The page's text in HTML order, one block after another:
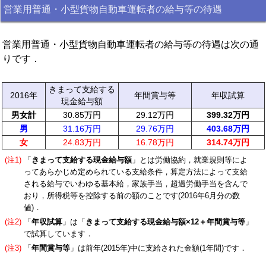
営業用普通・小型貨物自動車運転者の給与等の待遇
営業用普通・小型貨物自動車運転者の給与等の待遇は次の通
りです．
2016年
きまって支給する
現金給与額
年間賞与等 年収試算
男女計 30.85万円 29.12万円
399.32万円
男
31.16万円 29.76万円
403.68万円
女
24.83万円 16.78万円 314.74万円
(注1) 「 きまって支給する現金給与額」とは労働協約，就業規則等によ
ってあらかじめ定められている支給条件，算定方法によって支給
される給与でいわゆる基本給，家族手当，超過労働手当を含んで
おり，所得税等を控除する前の額のことです(2016年6月分の数
値)．
(注2)
「 年収試算 」は「 きまって支給する現金給与額×12＋年間賞与等 」
で試算しています．
(注3)
「 年間賞与等 」は前年(2015年)中に支給された金額(1年間)です．